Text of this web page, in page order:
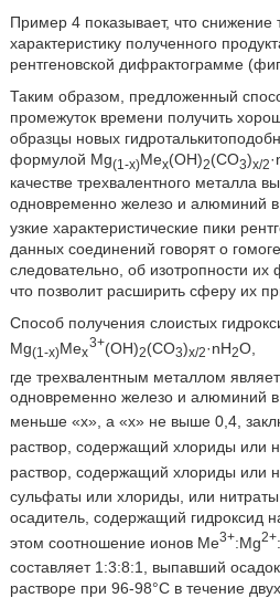
Пример 4 показывает, что
характеристику полученного
рентгеновской дифрактограмме
Таким образом, предложенный
промежуток времени получить
образцы новых
формулой Mg(1-x)Mex(OH)2(CO3)x/2
качестве трехвалентного металла
одновременно железо и алюминий
узкие характеристические пики
данных соединений говорят о
следовательно, об изотропности их
что позволит расширить сферу их
Способ получения слоистых
Mg(1-x)Mex
3+(OH)2(CO3)x/2·nH2O,
где трехвалентным металлом
одновременно железо и алюминий
меньше «x», а «x» не выше 0,4,
раствор, содержащий хлориды или
раствор, содержащий хлориды или
сульфаты или хлориды, или
осадитель, содержащий гидроксид
этом соотношение ионов Me3+:Mg2+
составляет 1:3:8:1, выпавший
растворе при 96-98°С в течение